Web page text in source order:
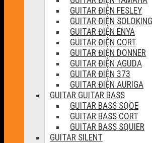
GUITAR ĐIỆN FESLEY
GUITAR ĐIỆN SOLOKING
GUITAR ĐIỆN ENYA
GUITAR ĐIỆN CORT
GUITAR ĐIỆN DONNER
GUITAR ĐIỆN AGUDA
GUITAR ĐIỆN 373
GUITAR ĐIỆN AURIGA
GUITAR GUITAR BASS
GUITAR BASS SQOE
GUITAR BASS CORT
GUITAR BASS SQUIER
GUITAR SILENT